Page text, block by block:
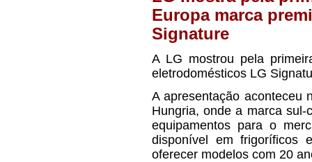
Europa marca
Signature
A LG mostrou pela
eletrodomésticos LG
A apresentação aconteceu
Hungria, onde a marca
equipamentos para o
disponível em frigoríficos
oferecer modelos com 20